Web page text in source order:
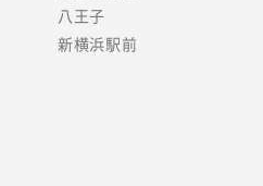
八王子
新横浜駅前